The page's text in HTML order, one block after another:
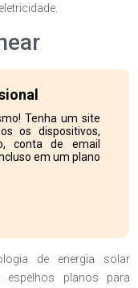
Tenha um site
os dispositivos,
conta de email
em um plano
de energia solar
planos para